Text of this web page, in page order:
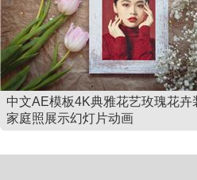
中文AE模板4K典雅花艺玫瑰花卉
家庭照展示幻灯片动画